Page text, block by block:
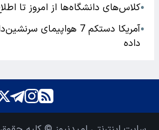
●کلاس‌های دانشگاه‌ها از امروز تا
●
آمریکا دستکم 7
داده